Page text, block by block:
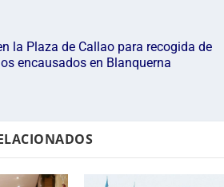
la Plaza de Callao para recogida de
encausados en Blanquerna